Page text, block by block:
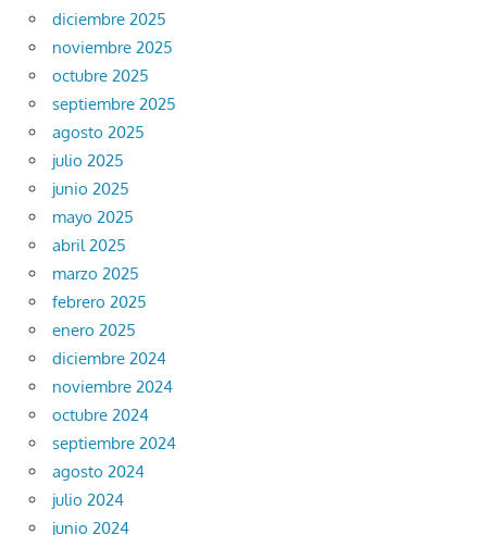
diciembre 2025
noviembre 2025
octubre 2025
septiembre 2025
agosto 2025
julio 2025
junio 2025
mayo 2025
abril 2025
marzo 2025
febrero 2025
enero 2025
diciembre 2024
noviembre 2024
octubre 2024
septiembre 2024
agosto 2024
julio 2024
junio 2024